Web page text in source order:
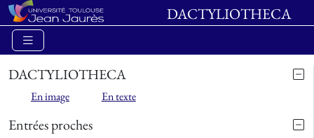
DACTYLIOTHECA
DACTYLIOTHECA
En image En texte
Entrées proches